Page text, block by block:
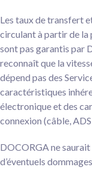
Les taux de transfert
circulant à partir de
sont pas garantis par
reconnaît que la
dépend pas des
caractéristiques
électronique et des
connexion (câble,
DOCORGA ne
d’éventuels